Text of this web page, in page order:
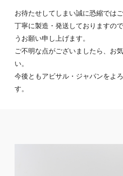
お待たせしてしまい誠に恐縮では
丁寧に製造・発送しておりますの
うお願い申し上げます。
ご不明な点がございましたら、お
い。
今後ともアビサル・ジャパンをよ
す。